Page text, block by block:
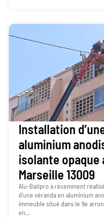
Installation
aluminium
isolante opaque
Marseille 13009
Alu-Batipro a récemment
d’une véranda en aluminium
immeuble situé dans le 9e
en...